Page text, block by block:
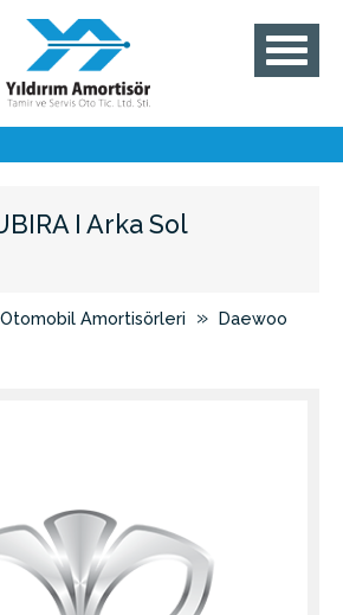
I Arka Sol
Otomobil Amortisörleri » Daewoo